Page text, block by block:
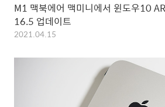
M1 맥북에어 맥미니에서 윈도우10
16.5 업데이트
2021.04.15